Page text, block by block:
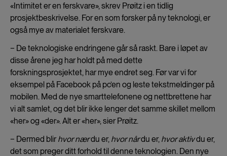
«Intimitet er en ferskvare», skrev Prøitz i en tidlig
prosjektbeskrivelse. For en som forsker på ny teknologi, er
også mye av materialet ferskvare.
− De teknologiske endringene går så raskt. Bare i løpet av
disse årene jeg har holdt på med dette
forskningsprosjektet, har mye endret seg. Før var vi for
eksempel på Facebook på pc’en og leste tekstmeldinger på
mobilen. Med de nye smarttelefonene og nettbrettene har
vi alt samlet, og det blir ikke lenger det samme skillet mellom
«her» og «der». Alt er «her», sier Prøitz.
− Dermed blirhvor nærdu er, hvor nårdu er, hvor aktivdu er,
det som preger ditt forhold til denne teknologien. Den nye